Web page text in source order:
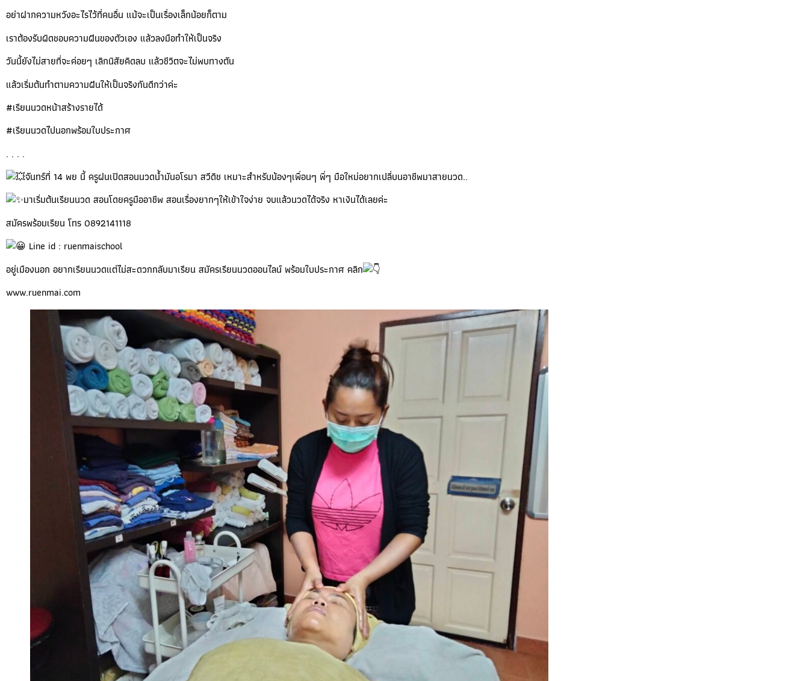
อย่าฝากความหวังอะไรไว้ที่คนอื่น แม้จะเป็นเรื่องเล็กน้อยก็ตาม
เราต้องรับผิดชอบความฝันของตัวเอง แล้วลงมือทำให้เป็นจริง
วันนี้ยังไม่สายที่จะค่อยๆ เลิกนิสัยคิดลบ แล้วชีวิตจะไม่พบทางตัน
แล้วเริ่มต้นทำตามความฝันให้เป็นจริงกันดีกว่าค่ะ
#เรียนนวดหน้าสร้างรายได้
#เรียนนวดไปนอกพร้อมใบประกาศ
. . . .
จันทร์ที่ 14 พย นี้ ครูฝนเปิดสอนนวดน้ำมันอโรมา สวีดิช เหมาะสำหรับน้องๆเพื่อนๆ พี่ๆ มือใหม่อยากเปลี่บนอาชีพมาสายนวด..
มาเริ่มต้นเรียนนวด สอนโดยครูมืออาชีพ สอนเรื่องยากๆให้เข้าใจง่าย จบแล้วนวดได้จริง หาเงินได้เลยค่ะ
สมัครพร้อมเรียน โทร 0892141118
Line id : ruenmaischool
อยู่เมืองนอก อยากเรียนนวดแต่ไม่สะดวกกลับมาเรียน สมัครเรียนนวดออนไลน์ พร้อมใบประกาศ คลิก
www.ruenmai.com